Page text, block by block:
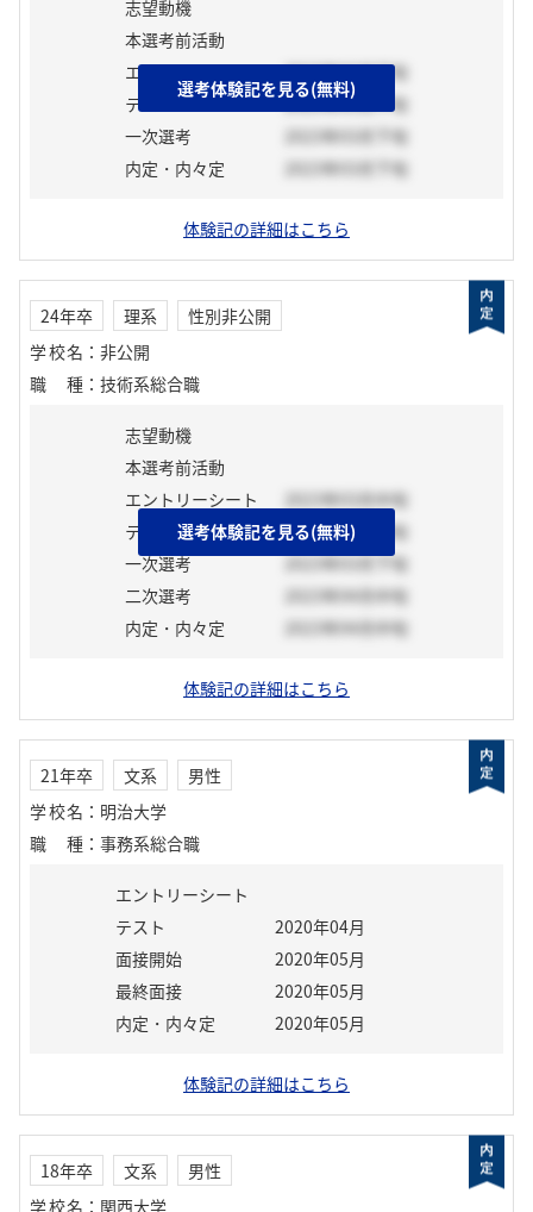
志望動機
本選考前活動
エントリーシート
2023年03月下旬
テスト
2023年03月下旬
一次選考
2023年03月下旬
内定・内々定
2023年03月下旬
体験記の詳細はこちら
選考体験記を見る(無料)
24年卒 理系
性別非公開
学校名 ： 非公開
職種 ： 技術系総合職
志望動機
本選考前活動
エントリーシート
2023年03月中旬
テスト
2023年03月中旬
一次選考
2023年03月下旬
二次選考
2023年04月中旬
内定・内々定
2023年04月中旬
体験記の詳細はこちら
選考体験記を見る(無料)
21年卒 文系
男性
学校名 ： 明治大学
職種 ： 事務系総合職
エントリーシート
テスト
2020年04月
面接開始
2020年05月
最終面接
2020年05月
内定・内々定
2020年05月
体験記の詳細はこちら
18年卒 文系
男性
学校名 ： 関西大学